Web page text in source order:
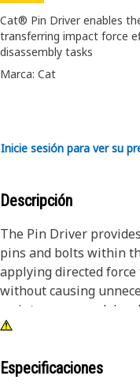
Cat® Pin Driver enables
transferring impact force
disassembly tasks
Marca: Cat
Inicie sesión para ver su
Descripción
The Pin Driver
pins and bolts within
applying directed
without causing
maintenance work by
reducing the effort
The tool helps
Especificaciones